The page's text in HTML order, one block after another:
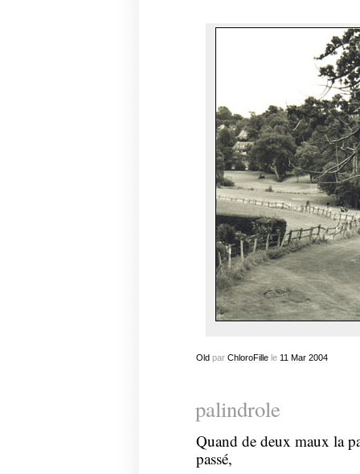
Old par ChloroFillele 11 Mar 2004
palindrole
Quand de deux maux la
passé,